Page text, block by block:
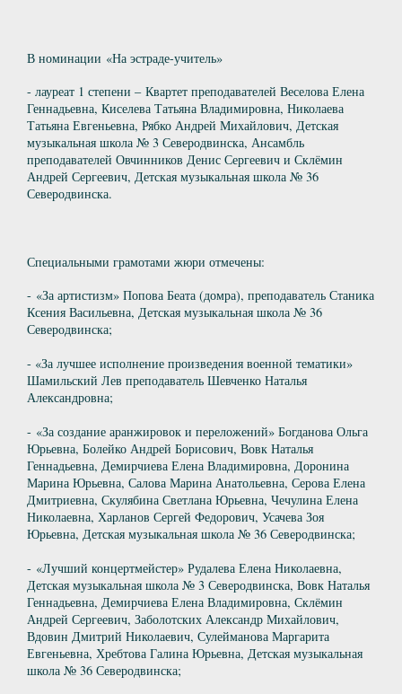
В номинации «На эстраде-учитель»
- лауреат 1 степени – Квартет преподавателей Веселова Елена
Геннадьевна, Киселева Татьяна Владимировна, Николаева
Татьяна Евгеньевна, Рябко Андрей Михайлович, Детская
музыкальная школа № 3 Северодвинска, Ансамбль
преподавателей Овчинников Денис Сергеевич и Склёмин
Андрей Сергеевич, Детская музыкальная школа № 36
Северодвинска.
Специальными грамотами жюри отмечены:
- «За артистизм» Попова Беата (домра), преподаватель Станика
Ксения Васильевна, Детская музыкальная школа № 36
Северодвинска;
- «За лучшее исполнение произведения военной тематики»
Шамильский Лев преподаватель Шевченко Наталья
Александровна;
- «За создание аранжировок и переложений» Богданова Ольга
Юрьевна, Болейко Андрей Борисович, Вовк Наталья
Геннадьевна, Демирчиева Елена Владимировна, Доронина
Марина Юрьевна, Салова Марина Анатольевна, Серова Елена
Дмитриевна, Скулябина Светлана Юрьевна, Чечулина Елена
Николаевна, Харланов Сергей Федорович, Усачева Зоя
Юрьевна, Детская музыкальная школа № 36 Северодвинска;
- «Лучший концертмейстер» Рудалева Елена Николаевна,
Детская музыкальная школа № 3 Северодвинска, Вовк Наталья
Геннадьевна, Демирчиева Елена Владимировна, Склёмин
Андрей Сергеевич, Заболотских Александр Михайлович,
Вдовин Дмитрий Николаевич, Сулейманова Маргарита
Евгеньевна, Хребтова Галина Юрьевна, Детская музыкальная
школа № 36 Северодвинска;